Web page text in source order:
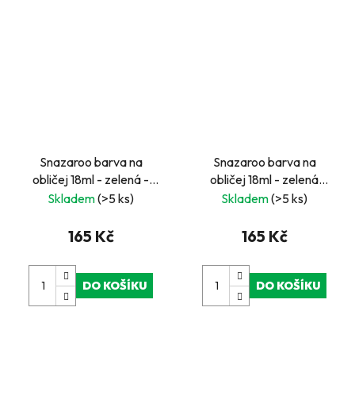
Snazaroo barva na
obličej 18ml - zelená -
Lime Green
Skladem(>5 ks)
165 Kč
DO KOŠÍKU
Snazaroo barva na
obličej 18ml - zelená
světlá - Pale Green
Skladem(>5 ks)
165 Kč
DO KOŠÍKU